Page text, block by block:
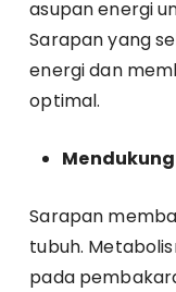
asupan energi
Sarapan yang
energi dan
optimal.
Sarapan
tubuh.
pada